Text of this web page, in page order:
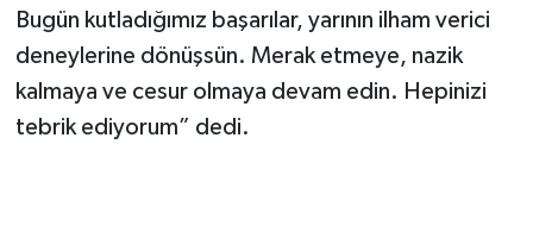
Bugün kutladığımız başarılar, yarının ilham verici
deneylerine dönüşsün. Merak etmeye, nazik
kalmaya ve cesur olmaya devam edin. Hepinizi
tebrik ediyorum” dedi.